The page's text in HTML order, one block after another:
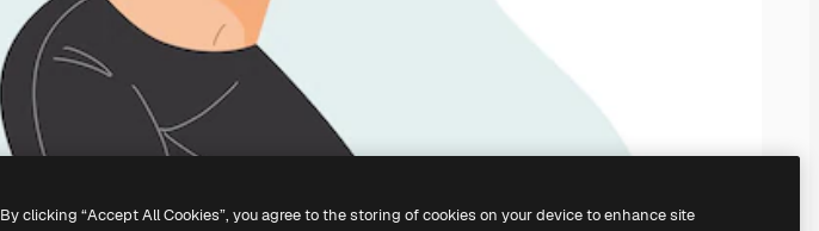
By clicking “Accept All Cookies”, you agree to the storing of cookies on your device to enhance site